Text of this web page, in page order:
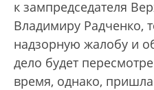
к зампредседателя
Владимиру Радченко,
надзорную жалобу и
дело будет
время, однако, пришла